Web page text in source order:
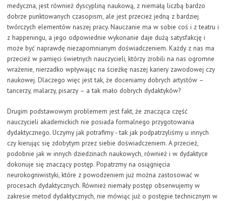
medyczna, jest również dyscypliną naukową, z niemałą liczbą bardzo
dobrze punktowanych czasopism, ale jest przecież jedną z bardziej
twórczych elementów naszej pracy. Nauczanie ma w sobie coś i z teatru i
z happeningu, a jego odpowiednie wykonanie daje dużą satysfakcję i
może być naprawdę niezapomnianym doświadczeniem. Każdy z nas ma
przecież w pamięci świetnych nauczycieli, którzy zrobili na nas ogromne
wrażenie, nierzadko wpływając na ścieżkę naszej kariery zawodowej czy
naukowej. Dlaczego więc jest tak, że doceniamy dobrych artystów –
tancerzy, malarzy, pisarzy – a tak mało dobrych dydaktyków?
Drugim podstawowym problemem jest fakt, że znacząca część
nauczycieli akademickich nie posiada formalnego przygotowania
dydaktycznego. Uczymy jak potrafimy - tak jak podpatrzyliśmy u innych
czy kierując się zdobytym przez siebie doświadczeniem. A przecież,
podobnie jak w innych dziedzinach naukowych, również i w dydaktyce
dokonuje się znaczący postęp. Popatrzmy na osiągnięcia
neurokogniwistyki, które z powodzeniem już można zastosować w
procesach dydaktycznych. Również niemały postęp obserwujemy w
zakresie metod dydaktycznych, nie mówiąc już o postępie technicznym w